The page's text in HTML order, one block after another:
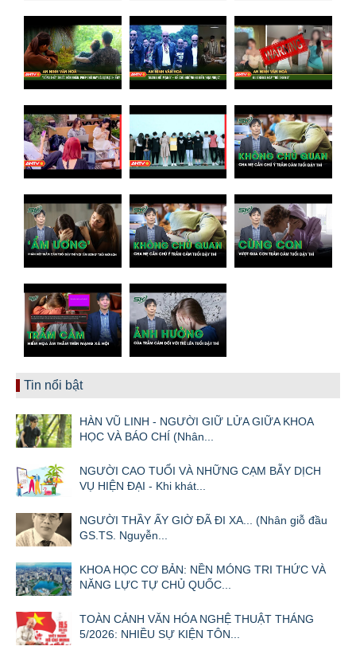
Tin nổi bật
HÀN VŨ LINH - NGƯỜI GIỮ LỬA GIỮA KHOA
HỌC VÀ BÁO CHÍ (Nhân...
NGƯỜI CAO TUỔI VÀ NHỮNG CẠM BẪY DỊCH
VỤ HIỆN ĐẠI - Khi khát...
NGƯỜI THẦY ẤY GIỜ ĐÃ ĐI XA... (Nhân giỗ đầu
GS.TS. Nguyễn...
KHOA HỌC CƠ BẢN: NỀN MÓNG TRI THỨC VÀ
NĂNG LỰC TỰ CHỦ QUỐC...
TOÀN CẢNH VĂN HÓA NGHỆ THUẬT THÁNG
5/2026: NHIỀU SỰ KIỆN TÔN...